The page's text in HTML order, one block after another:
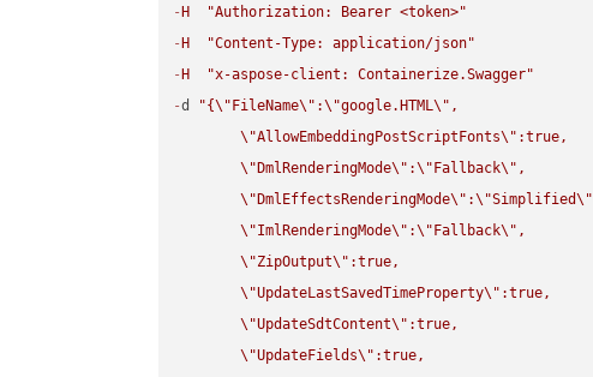
- H
"Authorization: Bearer <token>"
- H
"Content-Type: application/json"
- H
"x-aspose-client: Containerize.Swagger"
-d "{\" FileName\" :\"google.HTML\" ,
\"AllowEmbeddingPostScriptFonts\" :true,
\" DmlRenderingMode\" :\" Fallback\" ,
\" DmlEffectsRenderingMode\" :\"Simplified\"
\"ImlRenderingMode\" :\" Fallback\" ,
\"ZipOutput\" :true,
\"UpdateLastSavedTimeProperty\" :true,
\"UpdateSdtContent\" :true,
\"UpdateFields\" :true,